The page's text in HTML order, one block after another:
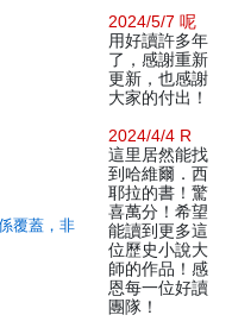
覆蓋，非
2024/5/7 呢
用好讀許多年
了，感謝重新
更新，也感謝
大家的付出！
2024/4/4 R
這里居然能找
到哈維爾．西
耶拉的書！驚
喜萬分！希望
能讀到更多這
位歷史小說大
師的作品！感
恩每一位好讀
團隊！